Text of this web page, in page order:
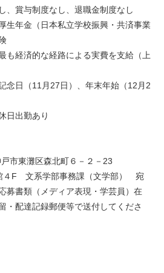
、賞与制度なし、退職金制度なし
生年金（日本私立学校振興・共済事業
も経済的な経路による実費を支給（上
念日（11月27日）、年末年始（12月2
日出勤あり
市東灘区森北町６－２－23
F 文系学部事務課（文学部） 宛
書類（メディア表現・学芸員）在
・配達記録郵便等で送付してくださ